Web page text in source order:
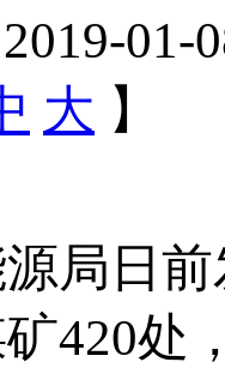
01-
大 】
日前
420处